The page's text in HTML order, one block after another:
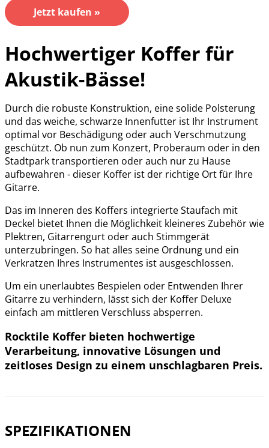
Jetzt kaufen »
Hochwertiger Koffer für
Akustik-Bässe!
Durch die robuste Konstruktion, eine solide Polsterung
und das weiche, schwarze Innenfutter ist Ihr Instrument
optimal vor Beschädigung oder auch Verschmutzung
geschützt. Ob nun zum Konzert, Proberaum oder in den
Stadtpark transportieren oder auch nur zu Hause
aufbewahren - dieser Koffer ist der richtige Ort für Ihre
Gitarre.
Das im Inneren des Koffers integrierte Staufach mit
Deckel bietet Ihnen die Möglichkeit kleineres Zubehör wie
Plektren, Gitarrengurt oder auch Stimmgerät
unterzubringen. So hat alles seine Ordnung und ein
Verkratzen Ihres Instrumentes ist ausgeschlossen.
Um ein unerlaubtes Bespielen oder Entwenden Ihrer
Gitarre zu verhindern, lässt sich der Koffer Deluxe
einfach am mittleren Verschluss absperren.
Rocktile Koffer bieten hochwertige
Verarbeitung, innovative Lösungen und
zeitloses Design zu einem unschlagbaren Preis.
SPEZIFIKATIONEN